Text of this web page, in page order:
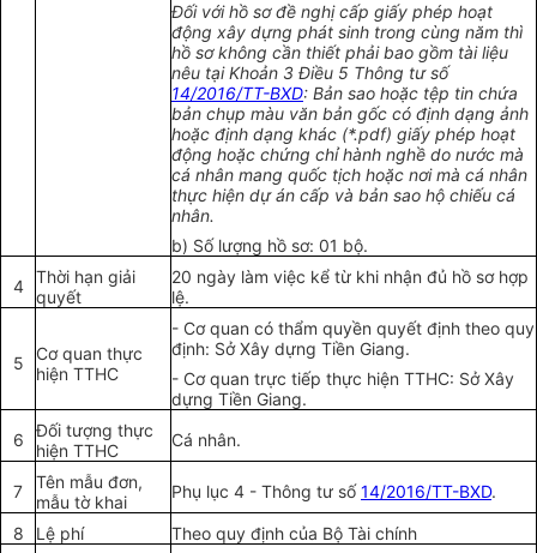
Đối với hồ sơ đề nghị cấp giấy phép hoạt
động xây dựng phát sinh trong cùng năm thì
hồ sơ không cần thiết phải bao gồm tài liệu
nêu tại Khoản 3 Điều 5 Thông tư số
14/2016/TT-BXD: Bản sao hoặc tệp tin chứa
bản chụp màu văn bản gốc có định dạng ảnh
hoặc định dạng khác (*.pdf) giấy phép hoạt
động hoặc chứng chỉ hành nghề do nước mà
cá nhân mang quốc tịch hoặc nơi mà cá nhân
thực hiện dự án cấp và bản sao hộ chiếu cá
nhân.
b) Số lượng hồ sơ: 01 bộ.
4
Thời hạn giải
quyết
20 ngày làm việc kể từ khi nhận đủ hồ sơ hợp
lệ.
5
Cơ quan thực
hiện TTHC
- Cơ quan có thẩm quyền quyết định theo quy
định: Sở Xây dựng Tiền Giang.
- Cơ quan trực tiếp thực hiện TTHC: Sở Xây
dựng Tiền Giang.
6
Đối tượng thực
hiện TTHC
Cá nhân.
7
Tên mẫu đơn,
mẫu tờ khai
Phụ lục 4 - Thông tư số14/2016/TT-BXD.
8 Lệ phí
Theo quy định của Bộ Tài chính